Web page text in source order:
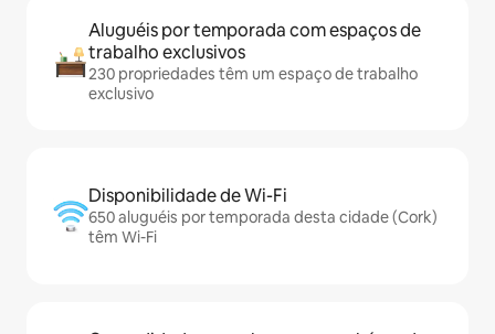
Aluguéis por temporada com espaços de
trabalho exclusivos
230 propriedades têm um espaço de trabalho
exclusivo
Disponibilidade de Wi-Fi
650 aluguéis por temporada desta cidade (Cork)
têm Wi-Fi